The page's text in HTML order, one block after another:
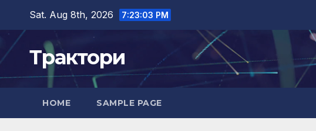
content
Sat. Aug 8th, 2026 7:23:04 PM
Трактори
HOME SAMPLE PAGE